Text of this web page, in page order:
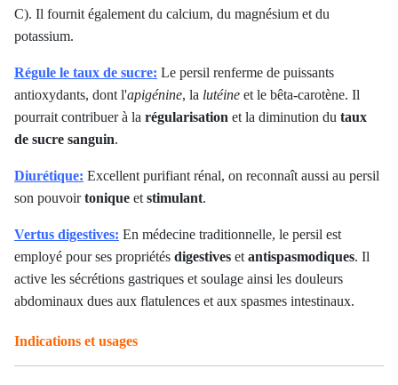
C). Il fournit également du calcium, du magnésium et du
potassium.
Régule le taux de sucre: Le persil renferme de puissants
antioxydants, dont l'apigénine, la lutéine et le bêta-carotène. Il
pourrait contribuer à la régularisation et la diminution du taux
de sucre sanguin.
Diurétique: Excellent purifiant rénal, on reconnaît aussi au persil
son pouvoirtonique et stimulant.
Vertus digestives: En médecine traditionnelle, le persil est
employé pour ses propriétés digestives et antispasmodiques. Il
active les sécrétions gastriques et soulage ainsi les douleurs
abdominaux dues aux flatulences et aux spasmes intestinaux.
Indications et usages